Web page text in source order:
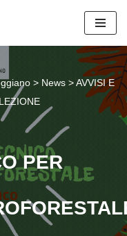
> News >AVVISI E
PER